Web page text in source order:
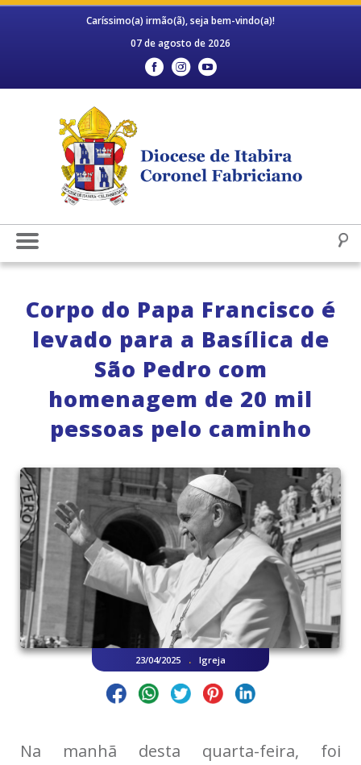
Caríssimo(a) irmão(ã), seja bem-vindo(a)!
07 de agosto de 2026
Corpo do Papa Francisco é
levado para a Basílica de
São Pedro com
homenagem de 20 mil
pessoas pelo caminho
23/04/2025 . Igreja
Na manhã desta quarta-feira, foi